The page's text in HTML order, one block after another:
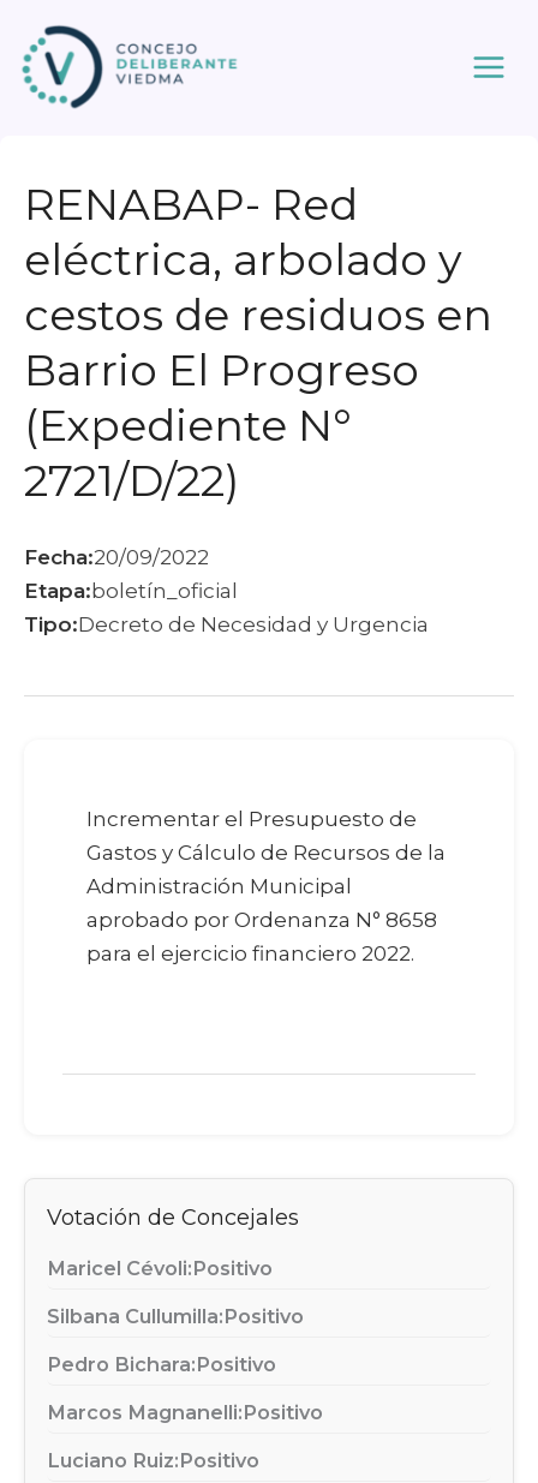
contenido
RENABAP- Red
eléctrica, arbolado y
cestos de residuos en
Barrio El Progreso
(Expediente N°
2721/D/22)
Fecha:20/09/2022
Etapa:boletín_oficial
Tipo:Decreto de Necesidad y Urgencia
Incrementar el Presupuesto de
Gastos y Cálculo de Recursos de la
Administración Municipal
aprobado por Ordenanza N° 8658
para el ejercicio financiero 2022.
Votación de Concejales
Maricel Cévoli:Positivo
Silbana Cullumilla:Positivo
Pedro Bichara:Positivo
Marcos Magnanelli:Positivo
Luciano Ruiz:Positivo